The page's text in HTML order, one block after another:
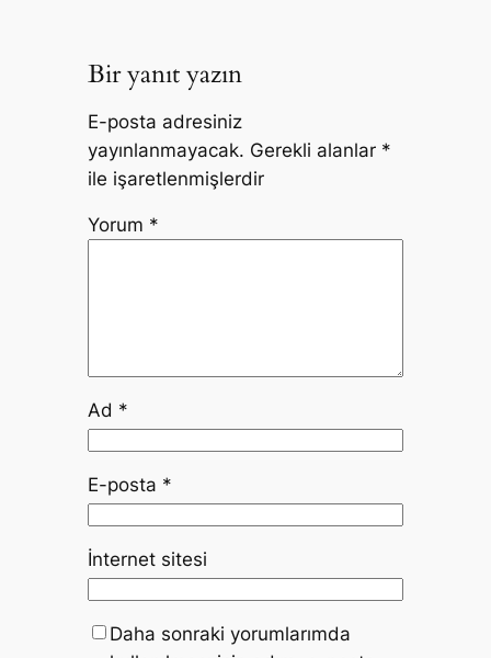
Bir yanıt yazın
E-posta adresiniz
yayınlanmayacak. Gerekli alanlar *
ile işaretlenmişlerdir
Yorum *
Ad *
E-posta *
İnternet sitesi
Daha sonraki yorumlarımda